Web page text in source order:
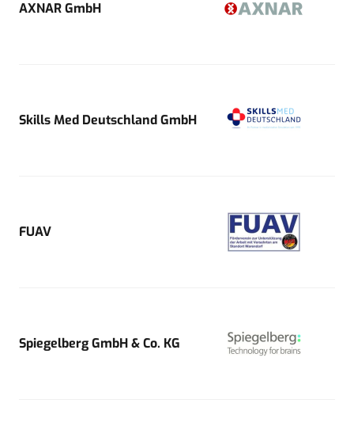
AXNAR GmbH
Skills Med Deutschland GmbH
FUAV
Spiegelberg GmbH & Co. KG